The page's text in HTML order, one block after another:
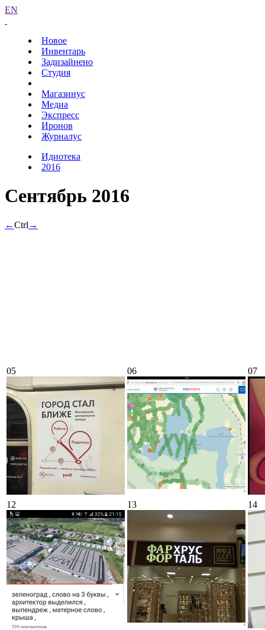
EN
Новое
Инвентарь
Задизайнено
Студия
Магазинус
Медиа
Экспресс
Иронов
Журналус
Идиотека
2016
Сентябрь 2016
←Ctrl →
05 06 07
12 13 14